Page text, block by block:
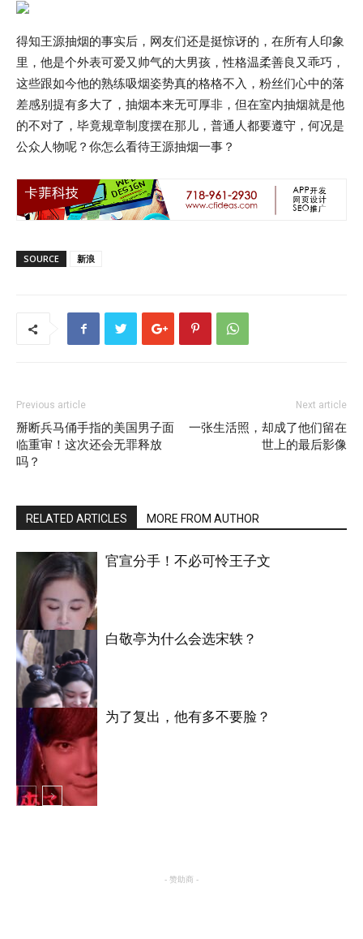
得知王源抽烟的事实后，网友们还是挺惊讶的，在所有人印象
里，他是个外表可爱又帅气的大男孩，性格温柔善良又乖巧，
这些跟如今他的熟练吸烟姿势真的格格不入，粉丝们心中的落
差感别提有多大了，抽烟本来无可厚非，但在室内抽烟就是他
的不对了，毕竟规章制度摆在那儿，普通人都要遵守，何况是
公众人物呢？你怎么看待王源抽烟一事？
SOURCE 新浪
Previous article
掰断兵马俑手指的美国男子面
临重审！这次还会无罪释放
吗？
Next article
一张生活照，却成了他们留在
世上的最后影像
RELATED ARTICLES MORE FROM AUTHOR
明星八卦
官宣分手！不必可怜王子文
明星八卦
白敬亭为什么会选宋轶？
为了复出，他有多不要脸？
- 赞助商 -